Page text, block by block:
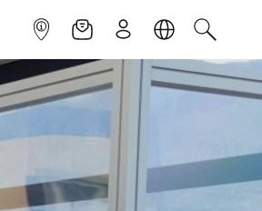
INFOPOINTNEWSLETTER
ISCRIVITILINGUACERCA